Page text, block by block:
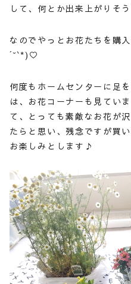
して、何とか出来上がりそう
なのでやっとお花たちを購
´˘`*)♡
何度もホームセンターに足
は、お花コーナーも見てい
て、とっても素敵なお花が
たらと思い、残念ですが買
お楽しみとします♪